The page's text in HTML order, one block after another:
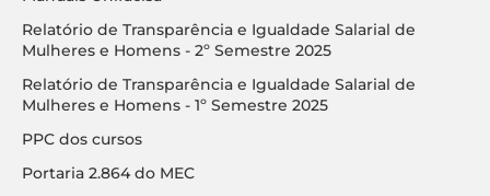
Relatório de Transparência e Igualdade Salarial de
Mulheres e Homens - 2º Semestre 2025
Relatório de Transparência e Igualdade Salarial de
Mulheres e Homens - 1º Semestre 2025
PPC dos cursos
Portaria 2.864 do MEC